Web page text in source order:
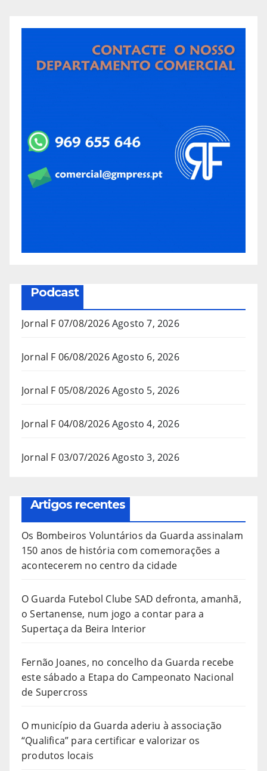
Podcast
Jornal F 07/08/2026Agosto 7, 2026
Jornal F 06/08/2026Agosto 6, 2026
Jornal F 05/08/2026Agosto 5, 2026
Jornal F 04/08/2026Agosto 4, 2026
Jornal F 03/07/2026Agosto 3, 2026
Artigos recentes
Os Bombeiros Voluntários da Guarda assinalam
150 anos de história com comemorações a
acontecerem no centro da cidade
O Guarda Futebol Clube SAD defronta, amanhã,
o Sertanense, num jogo a contar para a
Supertaça da Beira Interior
Fernão Joanes, no concelho da Guarda recebe
este sábado a Etapa do Campeonato Nacional
de Supercross
O município da Guarda aderiu à associação
“Qualifica” para certificar e valorizar os
produtos locais